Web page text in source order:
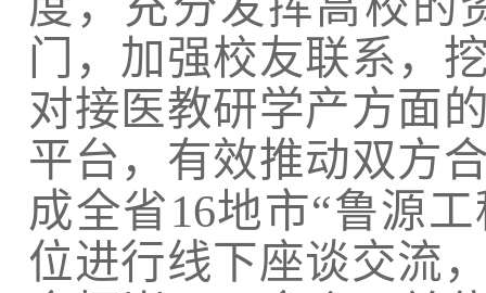
门，加强校友联系，
对接医教研学产方面
平台，有效推动双方
成全省16地市“鲁源
位进行线下座谈交流